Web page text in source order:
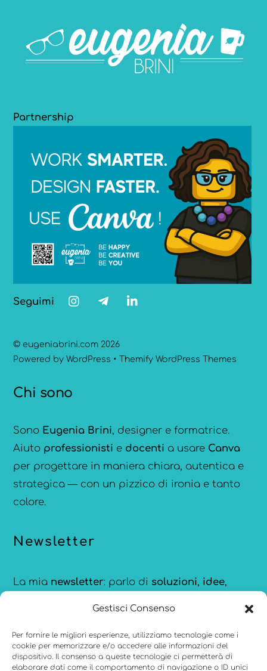
Gestisci Consenso
Per fornire le migliori esperienze, utilizziamo tecnologie come i
cookie per memorizzare e/o accedere alle informazioni del
dispositivo. Il consenso a queste tecnologie ci permetterà di
elaborare dati come il comportamento di navigazione o ID unici
Partnership
Seguimi
© eugeniabrini.com 2026
Powered byWordPress • Themify WordPress Themes
Chi sono
Sono Eugenia Brini, designer e formatrice.
Aiuto professionisti e docenti a usare Canva
per progettare in maniera chiara, autentica e
strategica — con un pizzico di ironia e tanto
colore.
Newsletter
La mia newsletter: parlo di soluzioni, idee,
aggiornata sulle novità diCanva.